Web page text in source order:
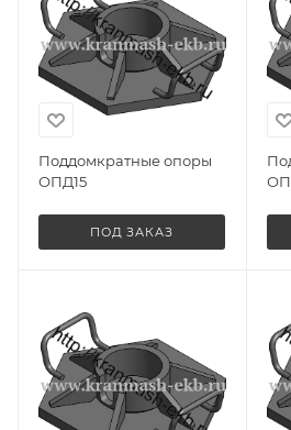
Поддомкратные опоры
ОПД15
ПОД ЗАКАЗ